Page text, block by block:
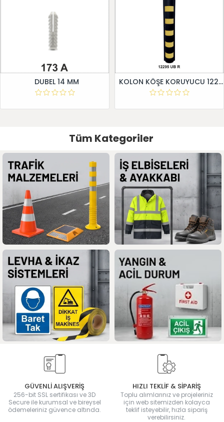
DUBEL 14 MM KOLON KÖŞE KORUYUCU 12295 UB R
Tüm Kategoriler
GÜVENLİ ALIŞVERİŞ
256-bit SSL sertifikası ve 3D
Secure ile kurumsal ve bireysel
ödemeleriniz güvence altında.
HIZLI TEKLİF & SİPARİŞ
Toplu alımlarınız ve projeleriniz
için web sitemizden kolayca
teklif isteyebilir, hızla sipariş
verebilirsiniz.